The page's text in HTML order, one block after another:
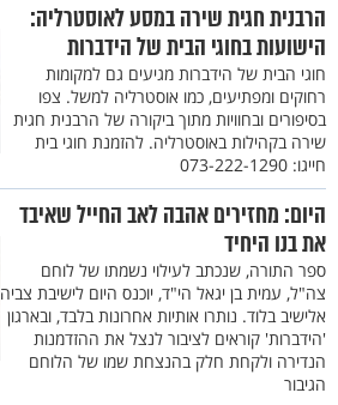
הרבנית חגית שירה במסע לאוסטרליה:
הישועות בחוגי הבית של הידברות
חוגי הבית של הידברות מגיעים גם למקומות
רחוקים ומפתיעים, כמו אוסטרליה למשל. צפו
בסיפורים ובחוויות מתוך ביקורה של הרבנית חגית
שירה בקהילות באוסטרליה. להזמנת חוגי בית
חייגו: 073-222-1290
היום: מחזירים אהבה לאב החייל שאיבד
את בנו היחיד
ספר התורה, שנכתב לעילוי נשמתו של לוחם
צה"ל, עמית בן יגאל הי"ד, יוכנס היום לישיבת צביה
אלישיב בלוד. נותרו אותיות אחרונות בלבד, ובארגון
'הידברות' קוראים לציבור לנצל את ההזדמנות
הנדירה ולקחת חלק בהנצחת שמו של הלוחם
הגיבור